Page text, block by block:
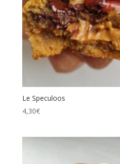
Le Speculoos
4,30€